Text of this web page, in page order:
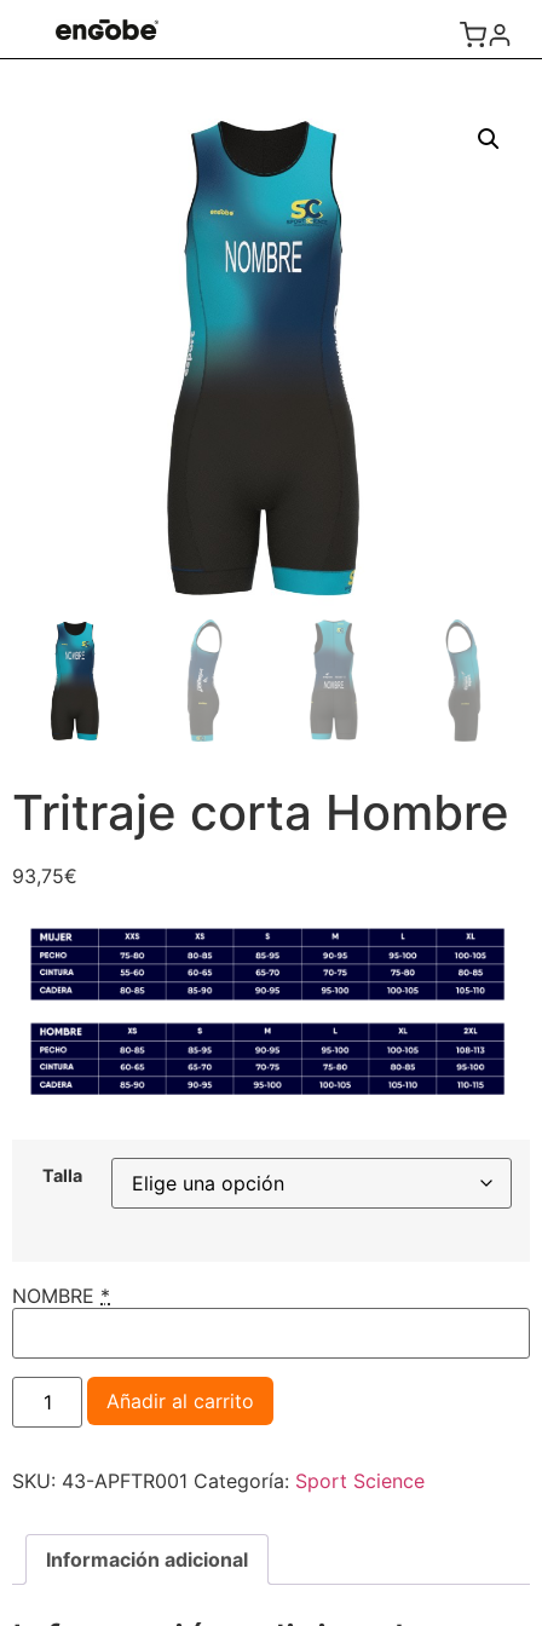
Tritraje corta Hombre
93,75€
Talla
NOMBRE *
Añadir al carrito
SKU: 43-APFTR001 Categoría: Sport Science
Información adicional